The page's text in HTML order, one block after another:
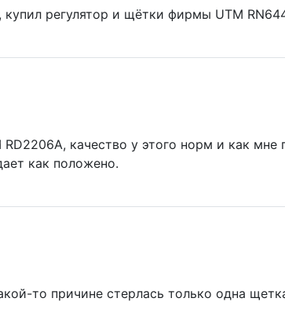
регулятор и щётки фирмы UTM
качество у этого норм и как
как положено.
то причине стерлась только одна